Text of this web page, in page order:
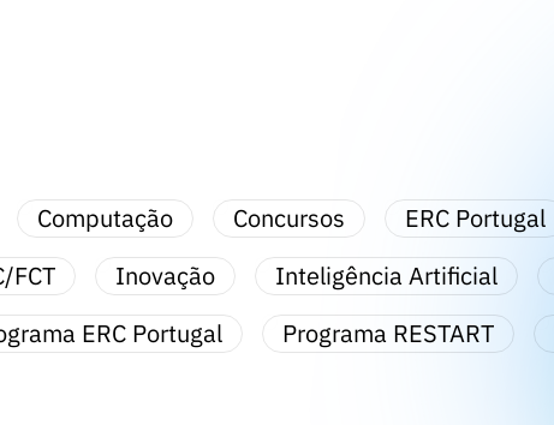
Computação Concursos ERC Portugal
FCT Inovação Inteligência Artificial
ERC Portugal Programa RESTART